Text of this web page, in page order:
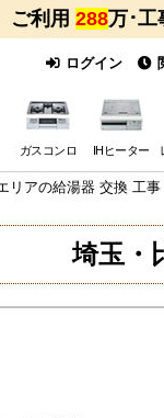
ご利用 288万･工
ログイン
ガスコンロ IHヒーター
リアの給湯器 交換 工事
埼玉・